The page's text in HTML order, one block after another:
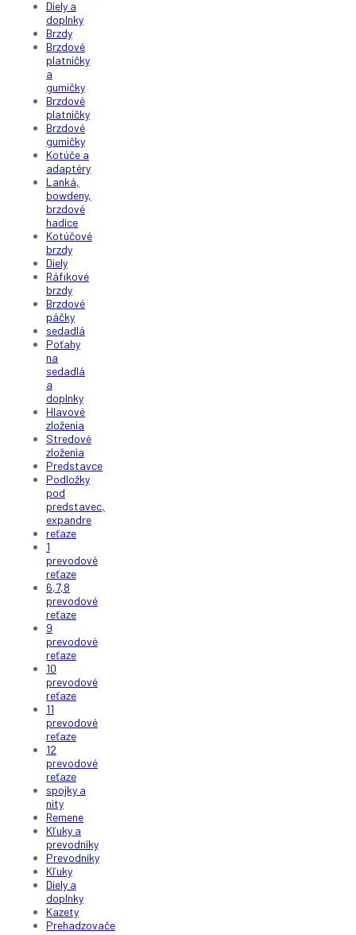
Diely a
doplnky
Brzdy
Brzdové
platničky
a
gumičky
Brzdové
platničky
Brzdové
gumičky
Kotúče a
adaptéry
Lanká,
bowdeny,
brzdové
hadice
Kotúčové
brzdy
Diely
Ráfikové
brzdy
Brzdové
páčky
sedadlá
Poťahy
na
sedadlá
a
doplnky
Hlavové
zloženia
Stredové
zloženia
Predstavce
Podložky
pod
predstavec,
expandre
reťaze
1
prevodové
reťaze
6,7,8
prevodové
reťaze
9
prevodové
reťaze
10
prevodové
reťaze
11
prevodové
reťaze
12
prevodové
reťaze
spojky a
nity
Remene
Kľuky a
prevodníky
Prevodníky
Kľuky
Diely a
doplnky
Kazety
Prehadzovače